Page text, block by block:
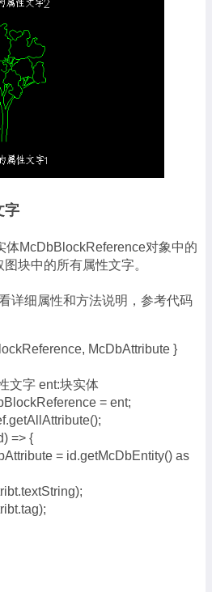
字
体McDbBlockReference对象中的
块中的所有属性文字。
详细属性和方法说明，参考代码
McDbAttribute }
文字 ent:块实体
= ent;
=> {
= id.getMcDbEntity() as